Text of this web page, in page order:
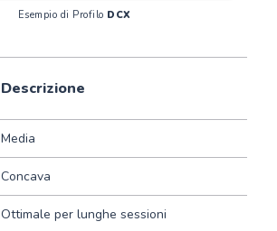
Esempio di Profilo DCX
Descrizione
Media
Concava
Ottimale per lunghe sessioni